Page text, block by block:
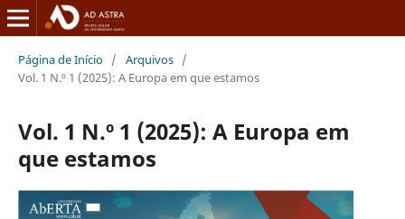
Página de Início / Arquivos /
Vol. 1 N.º 1 (2025): A Europa em que estamos
Vol. 1 N.º 1 (2025): A Europa em
que estamos